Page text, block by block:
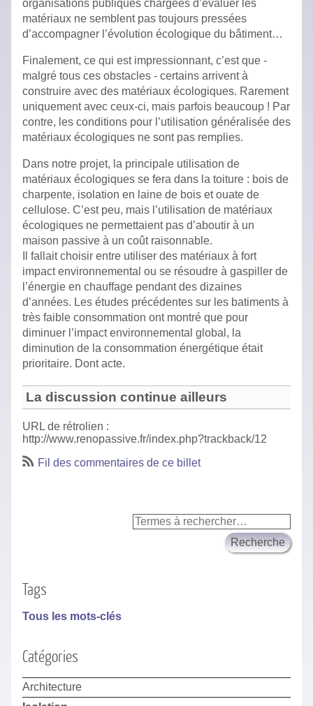
organisations publiques chargées d’évaluer les
matériaux ne semblent pas toujours pressées
d’accompagner l’évolution écologique du bâtiment…
Finalement, ce qui est impressionnant, c’est que -
malgré tous ces obstacles - certains arrivent à
construire avec des matériaux écologiques. Rarement
uniquement avec ceux-ci, mais parfois beaucoup ! Par
contre, les conditions pour l’utilisation généralisée des
matériaux écologiques ne sont pas remplies.
Dans notre projet, la principale utilisation de
matériaux écologiques se fera dans la toiture : bois de
charpente, isolation en laine de bois et ouate de
cellulose. C’est peu, mais l’utilisation de matériaux
écologiques ne permettaient pas d’aboutir à un
maison passive à un coût raisonnable.
Il fallait choisir entre utiliser des matériaux à fort
impact environnemental ou se résoudre à gaspiller de
l’énergie en chauffage pendant des dizaines
d’années. Les études précédentes sur les batiments à
très faible consommation ont montré que pour
diminuer l’impact environnemental global, la
diminution de la consommation énergétique était
prioritaire. Dont acte.
La discussion continue ailleurs
URL de rétrolien :
http://www.renopassive.fr/index.php?trackback/12
Fil des commentaires de ce billet
Tags
Tous les mots-clés
Catégories
Architecture